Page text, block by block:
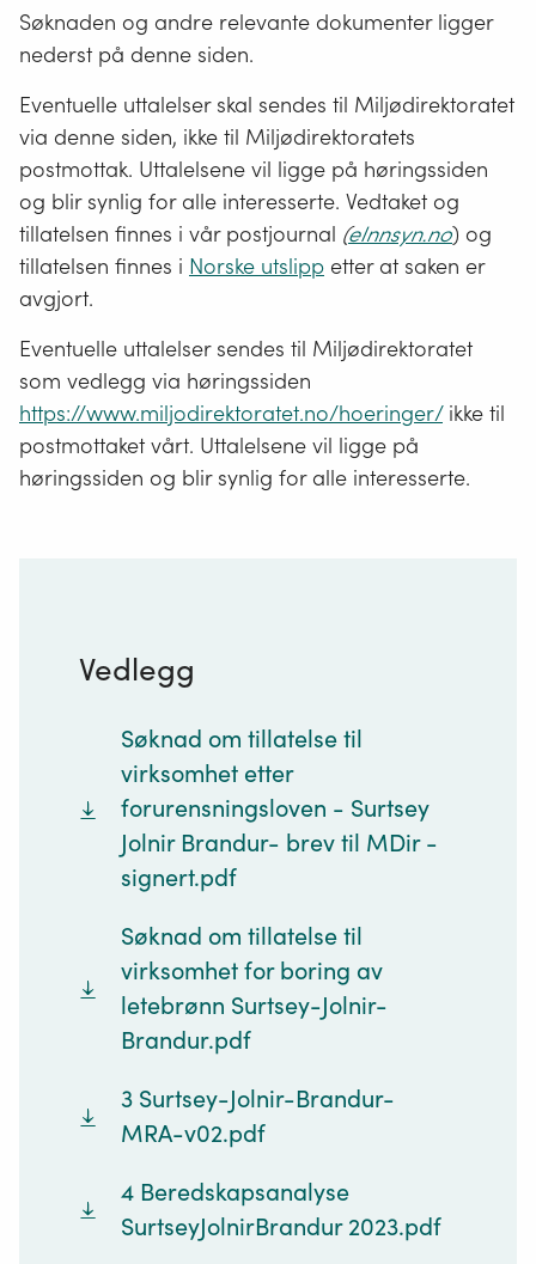
Søknaden og andre relevante dokumenter ligger
nederst på denne siden.
Eventuelle uttalelser skal sendes til Miljødirektoratet
via denne siden, ikke til Miljødirektoratets
postmottak. Uttalelsene vil ligge på høringssiden
og blir synlig for alle interesserte. Vedtaket og
tillatelsen finnes i vår postjournal (eInnsyn.no) og
tillatelsen finnes i Norske utslipp etter at saken er
avgjort.
Eventuelle uttalelser sendes til Miljødirektoratet
som vedlegg via høringssiden
https://www.miljodirektoratet.no/hoeringer/ikke til
postmottaket vårt. Uttalelsene vil ligge på
høringssiden og blir synlig for alle interesserte.
Vedlegg
Søknad om tillatelse til
virksomhet etter
forurensningsloven - Surtsey
Jolnir Brandur- brev til MDir -
signert.pdf
Søknad om tillatelse til
virksomhet for boring av
letebrønn Surtsey-Jolnir-
Brandur.pdf
3 Surtsey-Jolnir-Brandur-
MRA-v02.pdf
4 Beredskapsanalyse
SurtseyJolnirBrandur 2023.pdf